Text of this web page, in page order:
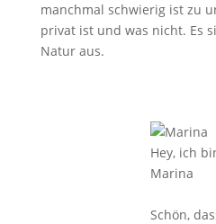
manchmal schwierig ist zu
privat ist und was nicht. Es
Natur aus.
Hey, ich
Marina
Schön,